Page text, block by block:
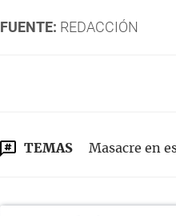
FUENTE: REDACCIÓN
TEMAS Masacre en